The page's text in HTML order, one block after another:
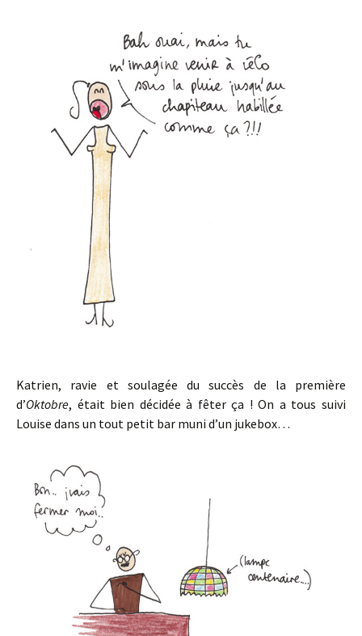
Katrien, ravie et soulagée du succès de la première
d’Oktobre, était bien décidée à fêter ça ! On a tous suivi
Louise dans un tout petit bar muni d’un jukebox…